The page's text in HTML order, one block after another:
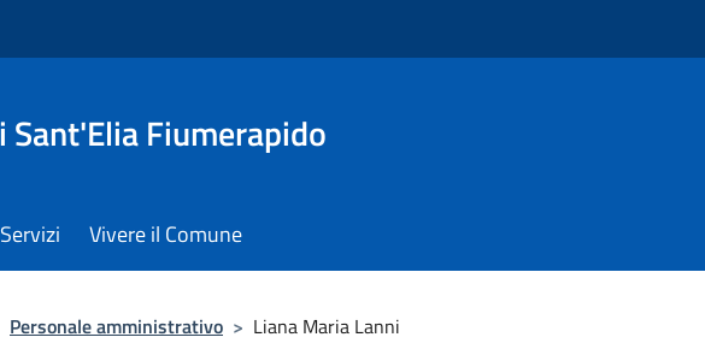
Sant'Elia Fiumerapido
Servizi Vivere il Comune
Personale amministrativo > Liana Maria Lanni